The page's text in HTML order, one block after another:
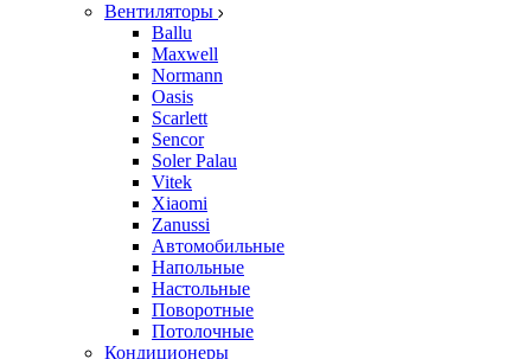
Вентиляторы
Ballu
Maxwell
Normann
Oasis
Scarlett
Sencor
Soler Palau
Vitek
Xiaomi
Zanussi
Автомобильные
Напольные
Настольные
Поворотные
Потолочные
Кондиционеры